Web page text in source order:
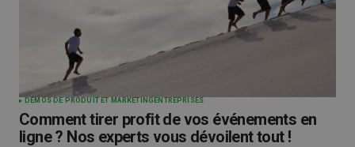
DÉMOS DE PRODUIT ET MARKETING ENTREPRISES
Comment tirer profit de vos événements en
ligne ? Nos experts vous dévoilent tout !